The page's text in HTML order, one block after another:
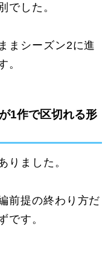
でした。
まシーズン2に進
。
1作で区切れる形
りました。
前提の終わり方だ
です。